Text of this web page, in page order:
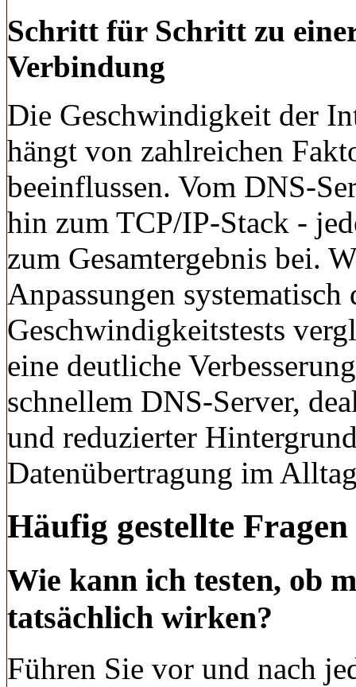
Schritt für Schritt zu
Verbindung
Die Geschwindigkeit der
hängt von zahlreichen
beeinflussen. Vom DNS-
hin zum TCP/IP-Stack -
zum Gesamtergebnis bei.
Anpassungen
Geschwindigkeitstests
eine deutliche
schnellem DNS-Server,
und reduzierter
Datenübertragung im
Häufig gestellte Fragen
Wie kann ich testen, ob
tatsächlich wirken?
Führen Sie vor und nach